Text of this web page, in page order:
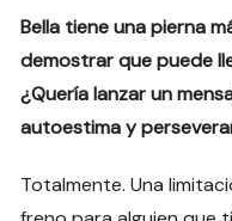
Bella tiene una pierna
demostrar que puede
¿Quería lanzar un
autoestima y
Totalmente. Una